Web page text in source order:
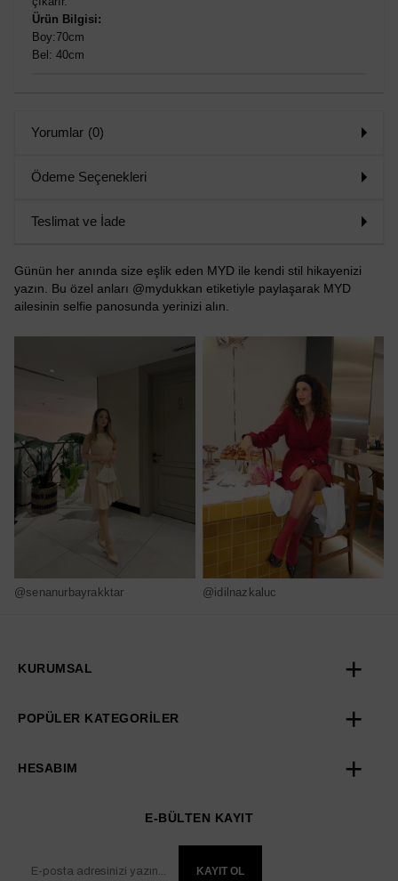
Ürün Bilgisi:
Boy:70cm
Bel: 40cm
Yorumlar (0)
Ödeme Seçenekleri
Teslimat ve İade
Günün her anında size eşlik eden MYD ile kendi stil hikayenizi
yazın. Bu özel anları @mydukkan etiketiyle paylaşarak MYD
ailesinin selfie panosunda yerinizi alın.
@senanurbayrakktar @idilnazkaluc
KURUMSAL
POPÜLER KATEGORİLER
HESABIM
E-BÜLTEN KAYIT
KAYIT OL